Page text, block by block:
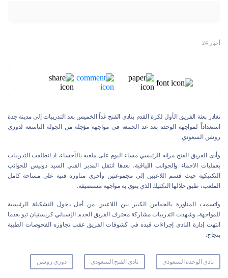
أخبار 24
تغادر بعثة الفريق الأول لكرة القدم بنادي الفتح غداً الخميس بعد التدريبات إلى مدينة جدة
استعداداً لمواجهة الوحدة بعد غد الجمعة في مواجهة مؤجلة من الجولة التاسعة لدوري
روشن السعودي.
وأدى الفريق الفتح مرانه الرئيسي مساء اليوم على ملعبه بالأحساء، اذ انطلقت التدريبات
بعمليات الاحماء والجوانب اللياقية، بعدها انتقل المدير الفني السيد دونيس للجوانب
التكتيكية حيث قسم اللاعبين إلى مجموعتين وأجرى مناورة فنية على مساحة كامل
الملعب، طبق خلالها التكتيك الذي ينوي به مواجهة مستضيفه.
واتسمت المناورة بالحماس الكبير بين اللاعبين من أجل دخول التشكيلة الرئيسية
للمواجهة، وشهدت التدريبات مشاركة محترف الفريق الجديد الإسباني كريستيان تيو بعدما
انتهت إدارة النادي إجراءات قيده في كشوفات الفريق عقب تجاوزه الفحوصات الطبية
بنجاح.
نادي الوحدة السعودي نادي الفتح السعودي دوري روشن